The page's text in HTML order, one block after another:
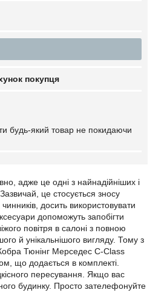
покупця
будь-який товар не покидаючи
адже це одні з найнадійніших і
це стосується зносу
досить використовувати
допоможуть запобігти
повітря в салоні з повною
й унікальнішого вигляду. Тому з
Тюнінг Мерседес C-Class
що додається в комплекті.
пересування. Якщо вас
будинку. Просто зателефонуйте